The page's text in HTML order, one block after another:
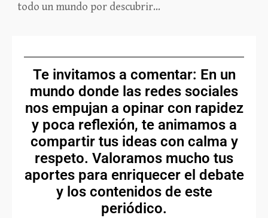
todo un mundo por descubrir…
Te invitamos a comentar: En un
mundo donde las redes sociales
nos empujan a opinar con rapidez
y poca reflexión, te animamos a
compartir tus ideas con calma y
respeto. Valoramos mucho tus
aportes para enriquecer el debate
y los contenidos de este
periódico.